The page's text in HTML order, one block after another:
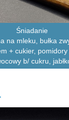
Śniadanie
na mleku, bułka
+ cukier,
b/ cukru,